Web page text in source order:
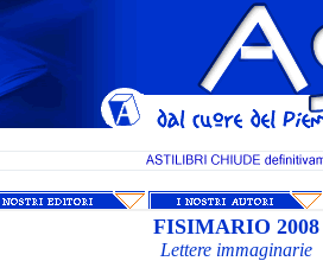
FISIMARIO 2008
Lettere immaginarie